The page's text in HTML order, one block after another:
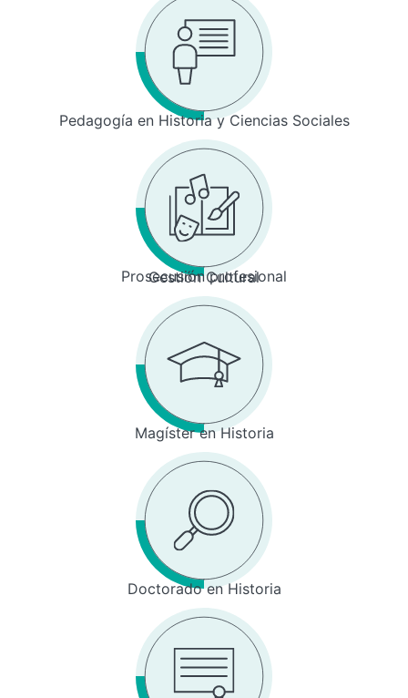
Pedagogía en Historia y Ciencias Sociales
Prosecusión profesional
Gestión Cultural
Magíster en Historia
Doctorado en Historia